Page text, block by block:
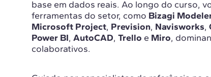
base em dados reais. Ao longo do curso,
ferramentas do setor, como Bizagi
Microsoft Project, Prevision, Navisworks,
Power BI, AutoCAD, Trello e Miro,
colaborativos.